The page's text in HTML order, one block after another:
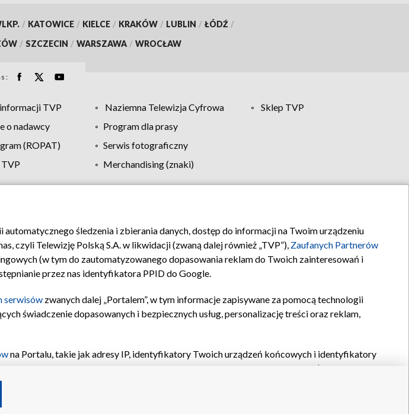
/ KATOWICE / KIELCE / KRAKÓW / LUBLIN / ŁÓDŹ /
/ SZCZECIN / WARSZAWA / WROCŁAW
TVP Naziemna Telewizja Cyfrowa
Sklep TVP
o nadawcy
Program dla prasy
(ROPAT)
Serwis fotograficzny
Merchandising (znaki)
zgody Pomoc Biuro reklamy Kontakt
śledzenia i zbierania danych, dostęp do informacji na Twoim urządzeniu
czyli Telewizję Polską S.A. w likwidacji (zwaną dalej również „TVP”), Zaufanych Partnerów
(w tym do zautomatyzowanego dopasowania reklam do Twoich zainteresowań i
przez nas identyfikatora PPID do Google.
serwisów zwanych dalej „Portalem”, w tym informacje zapisywane za pomocą technologii
świadczenie dopasowanych i bezpiecznych usług, personalizację treści oraz reklam,
na Portalu, takie jak adresy IP, identyfikatory Twoich urządzeń końcowych i identyfikatory
oraz pozostałych
lub dostęp do nich, wyboru podstawowych reklam, wyboru spersonalizowanych
wyboru spersonalizowanych treści, pomiaru wydajności reklam, pomiaru wydajności
produktów, zapewnienia bezpieczeństwa, zapobiegania oszustwom i usuwania